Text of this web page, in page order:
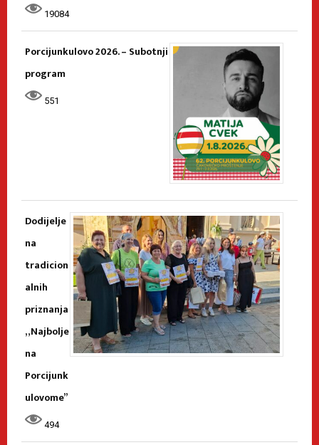
19084
Porcijunkulovo 2026. – Subotnji
program
551
Dodijelje
na
tradicion
alnih
priznanja
„Najbolje
na
Porcijunk
ulovome”
494